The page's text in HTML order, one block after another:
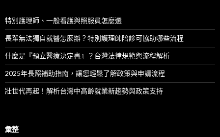
特別護理師、一般看護與照服員怎麼選
長輩無法獨自就醫怎麼辦？特別護理師陪診可協助哪些流程
什麼是『預立醫療決定書』？台灣法律規範與流程解析
2025年長照補助指南，讓您輕鬆了解政策與申請流程
壯世代再起！解析台灣中高齡就業新趨勢與政策支持
彙整